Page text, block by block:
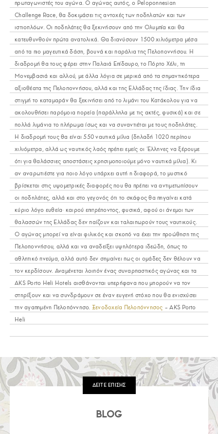
πρωταγωνιστές του αγώνα. Ο αγώνας αυτός, ο Peloponnesian
Challenge Race, θα δοκιμάσει τις αντοχές των ποδηλατών και των
ιστιοπλόων. Οι ποδηλάτες θα ξεκινήσουν από την Ολυμπία και θα
κατευθυνθούν πρώτα ανατολικά. Θα διανύσουν 1500 χιλιόμετρα μέσα
από τα πιο μαγευτικά δάση, βουνά και παράλια της Πελοποννήσου. Η
διαδρομή θα τους φέρει στην Παλαιά Επίδαυρο, το Πόρτο Χέλι, τη
Μονεμβασιά και αλλού, με άλλα λόγια σε μερικά από τα σημαντικότερα
αξιοθέατα της Πελοποννήσου, αλλά και της Ελλάδας της ίδιας. Την ίδια
στιγμή το καταμαράν θα ξεκινήσει από το λιμάνι του Κατάκολου για να
ακολουθήσει παρόμοια πορεία (παράλληλα με τις ακτές, φυσικά) και σε
πολλά λιμάνια το πλήρωμα ίσως και να συναντιέται με τους ποδηλάτες.
Η διαδρομή τους θα είναι 550 ναυτικά μίλια (δηλαδή 1020 περίπου
χιλιόμετρα, αλλά ως ναυτικός λαός πρέπει εμείς οι Έλληνες να ξέρουμε
ότι για θαλάσσιες αποστάσεις χρησιμοποιούμε μόνο ναυτικά μίλια). Κι
αν αναρωτιέστε για ποιο λόγο υπάρχει αυτή η διαφορά, το μυστικό
βρίσκεται στις υψομετρικές διαφορές που θα πρέπει να αντιμετωπίσουν
οι ποδηλάτες, αλλά και στο γεγονός ότι το σκάφος θα πηγαίνει κατά
κύριο λόγο ευθεία· καιρού επιτρέποντος, φυσικά, αφού οι άνεμοι των
θαλασσών της Ελλάδας δεν παίζουν και ταλαιπωρούν τους ναυτικούς.
Ο αγώνας μπορεί να είναι φιλικός και σκοπό να έχει την προώθηση της
Πελοποννήσου, αλλά και να αναδείξει υψηλότερα ιδεώδη, όπως το
αθλητικό πνεύμα, αλλά αυτό δεν σημαίνει πως οι ομάδες δεν θέλουν να
τον κερδίσουν. Αναμένεται λοιπόν ένας συναρπαστικός αγώνας και τα
AKS Porto Heli Hotels αισθάνονται υπερήφανα που μπορούν να τον
στηρίξουν και να συνδράμουν σε έναν ευγενή στόχο που θα ενισχύσει
την αγαπημένη Πελοπόννησο. Ξενοδοχεία Πελοπόννησος – AKS Porto
Heli
ΔΕΙΤΕ ΕΠΙΣΗΣ
BLOG